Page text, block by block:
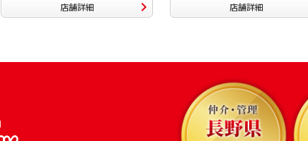
店舗詳細
店舗詳細